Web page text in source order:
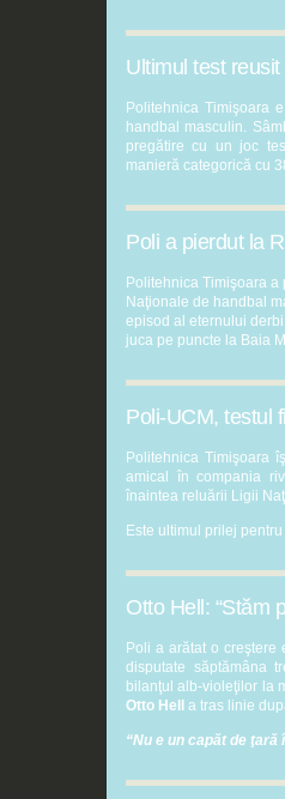
Ultimul test reusit
Politehnica Timişoara
handbal masculin.
pregătire cu un joc
manieră categorică cu
Poli a pierdut la
Politehnica Timişoara
Naţionale de handbal
episod al eternului
juca pe puncte la Baia
Poli-UCM, testul
Politehnica Timişoara
amical în compania
înaintea reluării Ligii
Este ultimul prilej
Otto Hell: “Stăm
Poli a arătat o creştere
disputate săptămâna
bilanţul alb-violeţilor la
Otto Hell
a tras linie
“Nu e un capăt de